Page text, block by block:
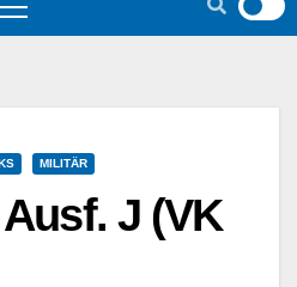
MILITÄR
J (VK